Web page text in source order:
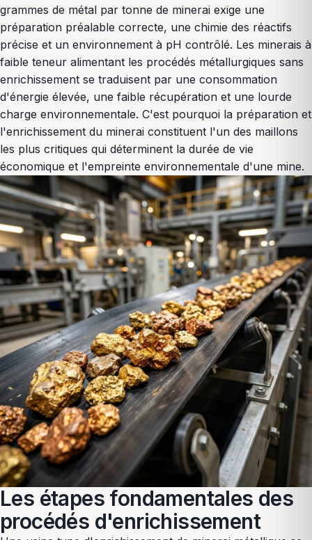
grammes de métal par tonne de minerai exige une
préparation préalable correcte, une chimie des réactifs
précise et un environnement à pH contrôlé. Les minerais à
faible teneur alimentant les procédés métallurgiques sans
enrichissement se traduisent par une consommation
d'énergie élevée, une faible récupération et une lourde
charge environnementale. C'est pourquoi la préparation et
l'enrichissement du minerai constituent l'un des maillons
les plus critiques qui déterminent la durée de vie
économique et l'empreinte environnementale d'une mine.
Les étapes fondamentales des
procédés d'enrichissement